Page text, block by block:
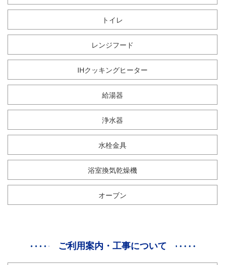
トイレ
レンジフード
IHクッキングヒーター
給湯器
浄水器
水栓金具
浴室換気乾燥機
オーブン
ご利用案内・工事について